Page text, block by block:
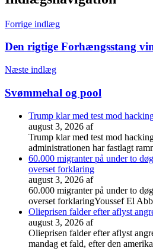
Forrige indlæg
Den rigtige Forhængsstang
Næste indlæg
Svømmehal og pool
Trump klar med test mod
august 3, 2026 af
Trump klar med test mod
administrationen har fastlagt
60.000 migranter på under to
overset forklaring
august 3, 2026 af
60.000 migranter på under to
overset forklaringYoussef El
Olieprisen falder efter aflyst
august 3, 2026 af
Olieprisen falder efter aflyst
mandag et fald, efter den